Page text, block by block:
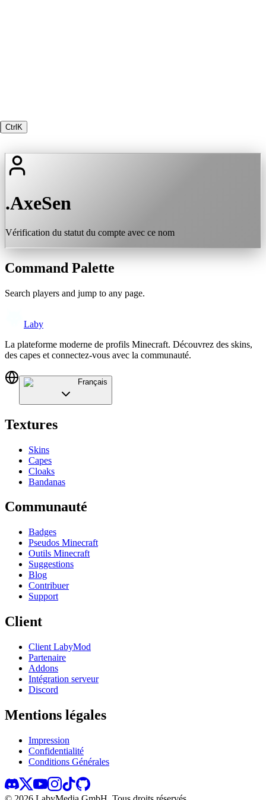
Ctrl K
.AxeSen
Vérification du statut du compte avec ce nom
Command Palette
Search players and jump to any page.
Laby
La plateforme moderne de profils Minecraft. Découvrez des skins,
des capes et connectez-vous avec la communauté.
Français
Textures
Skins
Capes
Cloaks
Bandanas
Communauté
Badges
Pseudos Minecraft
Outils Minecraft
Suggestions
Blog
Contribuer
Support
Client
Client LabyMod
Partenaire
Addons
Intégration serveur
Discord
Mentions légales
Impression
Confidentialité
Conditions Générales